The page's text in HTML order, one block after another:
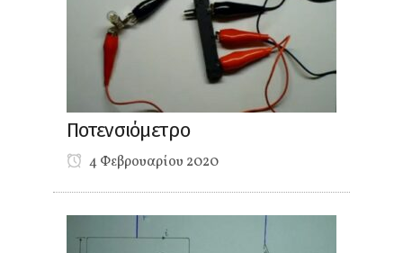
Ποτενσιόμετρο
4 Φεβρουαρίου 2020